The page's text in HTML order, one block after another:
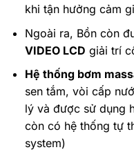
khi tận hưởng cảm
Ngoài ra, Bồn còn
VIDEO LCD giải trí
Hệ thống bơm
sen tắm, vòi cấp
lý và được sử dụng
còn có hệ thống tự
system)